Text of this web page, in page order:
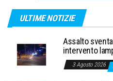
ULTIME NOTIZIE
Assalto
intervento
3 Agosto 2026